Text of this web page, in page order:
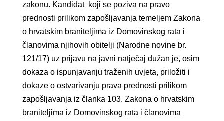
zakonu. Kandidat koji se poziva na pravo
prednosti prilikom zapošljavanja temeljem Zakona
o hrvatskim braniteljima iz Domovinskog rata i
članovima njihovih obitelji (Narodne novine br.
121/17) uz prijavu na javni natječaj dužan je, osim
dokaza o ispunjavanju traženih uvjeta, priložiti i
dokaze o ostvarivanju prava prednosti prilikom
zapošljavanja iz članka 103. Zakona o hrvatskim
braniteljima iz Domovinskog rata i članovima